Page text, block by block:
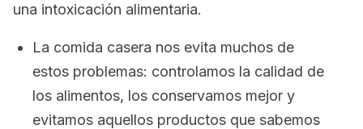
una intoxicación alimentaria.
La comida casera nos evita muchos de
estos problemas: controlamos la calidad de
los alimentos, los conservamos mejor y
evitamos aquellos productos que sabemos